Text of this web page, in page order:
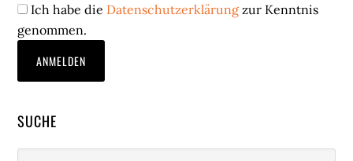
Ich habe die Datenschutzerklärung zur Kenntnis
genommen.
SUCHE